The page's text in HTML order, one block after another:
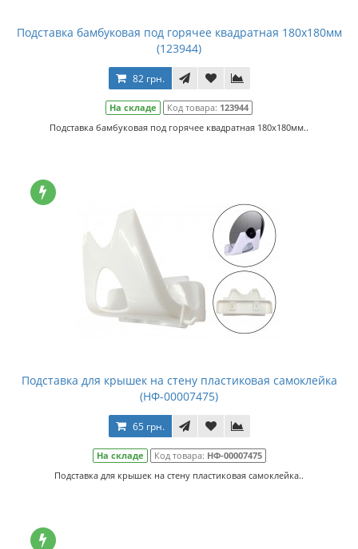
Подставка бамбуковая под горячее квадратная 180х180мм
(123944)
82 грн.
На складе Код товара: 123944
Подставка бамбуковая под горячее квадратная 180х180мм..
Подставка для крышек на стену пластиковая самоклейка
(НФ-00007475)
65 грн.
На складе Код товара: НФ-00007475
Подставка для крышек на стену пластиковая самоклейка..